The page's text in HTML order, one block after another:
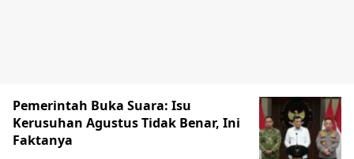
Pemerintah Buka Suara: Isu
Kerusuhan Agustus Tidak Benar, Ini
Faktanya